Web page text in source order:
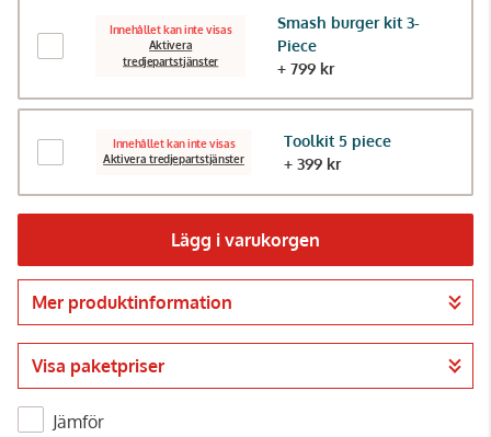
Innehållet kan inte visas
Aktivera
tredjepartstjänster
Smash burger kit 3-
Piece
+ 799 kr
Innehållet kan inte visas
Aktivera tredjepartstjänster
Toolkit 5 piece
+ 399 kr
Lägg i varukorgen
Gå till kassan
Mer produktinformation
Visa paketpriser
Jämför